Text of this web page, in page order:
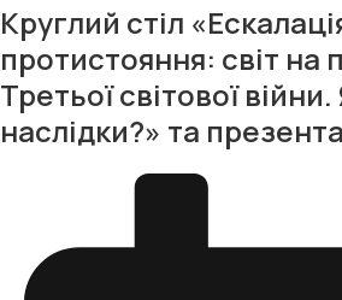
Круглий стіл
протистояння: світ на
Третьої світової
наслідки?» та